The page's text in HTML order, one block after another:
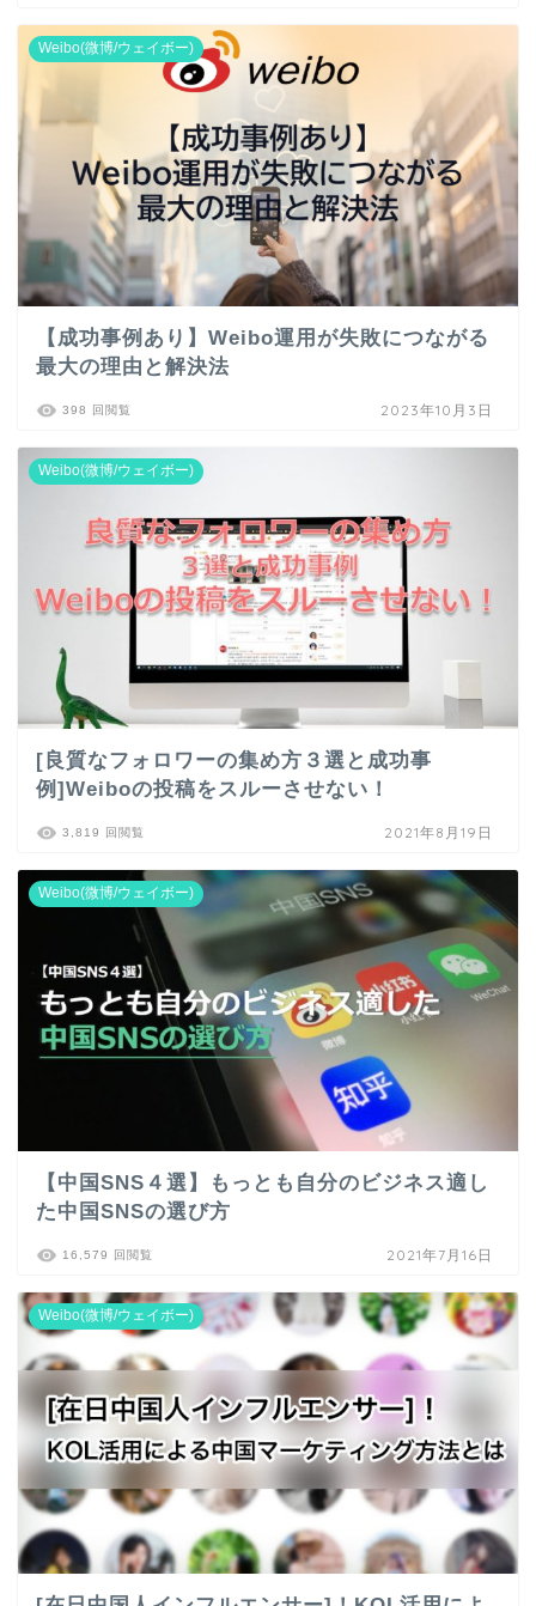
Weibo(微博/ウェイボー)
【成功事例あり】Weibo運用が失敗につながる
最大の理由と解決法
398 回閲覧 2023年10月3日
Weibo(微博/ウェイボー)
[良質なフォロワーの集め方３選と成功事
例]Weiboの投稿をスルーさせない！
3,819 回閲覧 2021年8月19日
Weibo(微博/ウェイボー)
【中国SNS４選】もっとも自分のビジネス適し
た中国SNSの選び方
16,579 回閲覧 2021年7月16日
Weibo(微博/ウェイボー)